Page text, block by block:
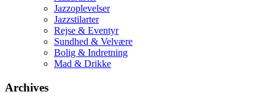
Jazzoplevelser
Jazzstilarter
Rejse & Eventyr
Sundhed & Velvære
Bolig & Indretning
Mad & Drikke
Archives